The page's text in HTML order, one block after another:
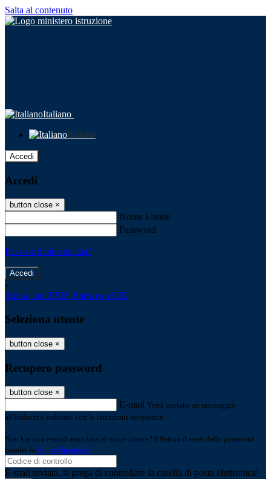
Salta al contenuto
Italiano
Italiano
Accedi
Accedi
button close ×
Nome Utente
Password
Password dimenticata?
-
Entra con SPID Entra con CIE
Seleziona utente
button close ×
Recupero password
button close ×
E-mail Verrà inviato un messaggio
all'indirizzo indicato con le istruzioni necessarie.
Non hai una e-mail associata al nome utente? Effettua il reset della password
tramite la Login Spaggiari
E-mail inviata, si prega di controllare la casella di posta elettronica!